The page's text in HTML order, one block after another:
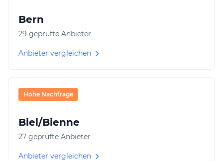
Bern
29 geprüfte Anbieter
Anbieter vergleichen
Hohe Nachfrage
Biel/Bienne
27 geprüfte Anbieter
Anbieter vergleichen